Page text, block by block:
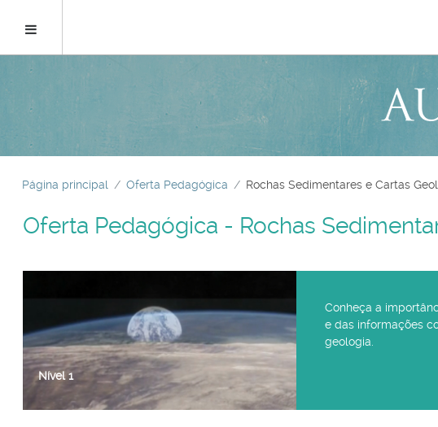
conteúdo
principal
Página principal Oferta Pedagógica Rochas Sedimentares e Cartas
Oferta Pedagógica - Rochas
Nível1
Conheça a
e das informações
geologia.